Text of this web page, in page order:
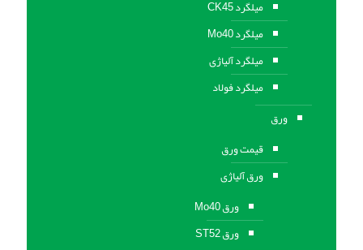
میلگرد CK45
میلگرد Mo40
میلگرد آلیاژی
میلگرد فولاد
ورق
قیمت ورق
ورق آلیاژی
ورق Mo40
ورق ST52